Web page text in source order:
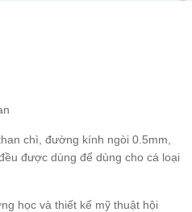
chì, đường kính ngòi 0.5mm,
được dùng để dùng cho cá loại
học và thiết kế mỹ thuật hội